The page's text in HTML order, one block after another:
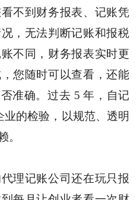
不到财务报表、记账凭
，无法判断记账和报税
不同，财务报表实时更
您随时可以查看，还能
准确。过去 5 年，自记
的检验，以规范、透明
。
理记账公司还在玩只报